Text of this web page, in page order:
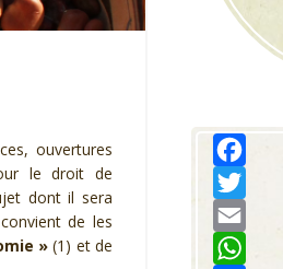
ouvertures
le droit de
dont il sera
de les
» (1) et de
Facebook
Twitter
Email